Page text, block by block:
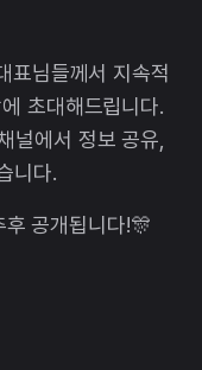
표님들께서 지속적
초대해드립니다.
널에서 정보 공유,
니다.
공개됩니다!🎊